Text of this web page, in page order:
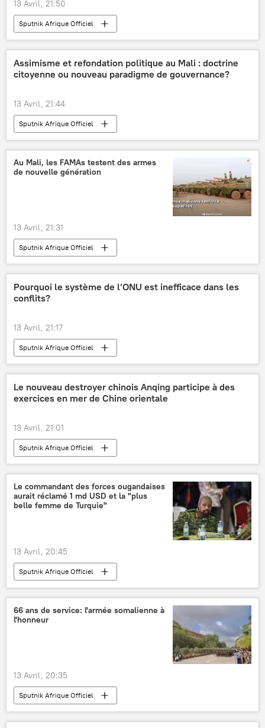
13 Avril, 21:50
Sputnik Afrique Officiel
Assimisme et refondation politique au Mali : doctrine
citoyenne ou nouveau paradigme de gouvernance?
13 Avril, 21:44
Sputnik Afrique Officiel
Au Mali, les FAMAs testent des armes
de nouvelle génération
13 Avril, 21:31
Sputnik Afrique Officiel
Pourquoi le système de l’ONU est inefficace dans les
conflits?
13 Avril, 21:17
Sputnik Afrique Officiel
Le nouveau destroyer chinois Anqing participe à des
exercices en mer de Chine orientale
13 Avril, 21:01
Sputnik Afrique Officiel
Le commandant des forces ougandaises
aurait réclamé 1 md USD et la "plus
belle femme de Turquie"
13 Avril, 20:45
Sputnik Afrique Officiel
66 ans de service: l'armée somalienne à
l'honneur
13 Avril, 20:35
Sputnik Afrique Officiel